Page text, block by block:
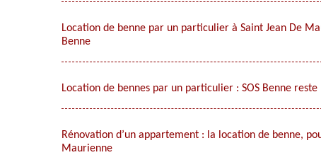
Location de benne par un particulier à Saint Jean De
Benne
Location de bennes par un particulier : SOS Benne
Rénovation d’un appartement : la location de benne,
Maurienne